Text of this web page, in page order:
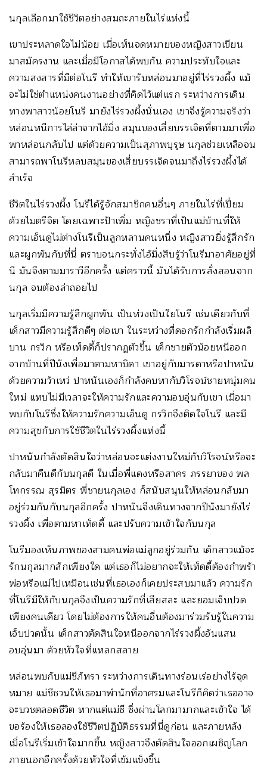
นกุลเลือกมาใช้ชีวิตอย่างสมถะภายในไร่แห่งนี้
เขาประหลาดใจไม่น้อย เมื่อเห็นจดหมายของหญิงสาวเขียน
มาสมัครงาน และเมื่อมีโอกาสได้พบกัน ความประทับใจและ
ความสงสารที่มีต่อโนรี ทำให้เขารับหล่อนมาอยู่ที่ไร่รวงผึ้ง แม้
จะไม่ใช่ตำแหน่งคนงานอย่างที่คิดไว้แต่แรก ระหว่างการเดิน
ทางพาสาวน้อยโนรี มายังไร่รวงผึ้งนั่นเอง เขาจึงรู้ความจริงว่า
หล่อนหนีการไล่ล่าจากไอ้มิ่ง สมุนของเสี่ยบรรเจิดที่ตามมาเพื่อ
พาหล่อนกลับไป แต่ด้วยความเป็นสุภาพบุรุษ นกุลช่วยเหลือจน
สามารถพาโนรีหลบสมุนของเสี่ยบรรเจิดจนมาถึงไร่รวงผึ้งได้
สำเร็จ
ชีวิตในไร่รวงผึ้ง โนรีได้รู้จักสมาชิกคนอื่นๆ ภายในไร่ที่เปี่ยม
ด้วยไมตรีจิต โดยเฉพาะป้าเพิ่ม หญิงชราที่เป็นแม่บ้านที่ให้
ความเอ็นดูไม่ต่างโนรีเป็นลูกหลานคนหนึ่ง หญิงสาวยิ่งรู้สึกรัก
และผูกพันกับที่นี่ ตราบจนกระทั่งไอ้มิ่งสืบรู้ว่าโนรีมาอาศัยอยู่ที่
นี มันจึงตามมาราวีอีกครั้ง แต่คราวนี้ มันได้รับการสั่งสอนจาก
นกุล จนต้องล่าถอยไป
นกุลเริ่มมีความรู้สึกผูกพัน เป็นห่วงเป็นใยโนรี เช่นเดียวกับที่
เด็กสาวมีความรู้สึกดีๆ ต่อเขา ในระหว่างที่ดอกรักกำลังเริ่มผลิ
บาน กรวิก หรือเท็ดดี้ก็ปรากฏตัวขึ้น เด็กชายตัวน้อยหนีออก
จากบ้านที่ปีนังเพื่อมาตามหาบิดา เขาอยู่กับมารดาหรือปาหนัน
ด้วยความว้าเหว่ ปาหนันเองก็กำลังคบหากับวิโรจน์ชายหนุ่มคน
ใหม่ แทบไม่มีเวลาจะให้ความรักและความอบอุ่นกับเขา เมื่อมา
พบกับโนรีซึ่งให้ความรักความเอ็นดู กรวิกจึงติดใจโนรี และมี
ความสุขกับการใช้ชีวิตในไร่รวงผึ้งแห่งนี้
ปาหนันกำลังตัดสินใจว่าหล่อนจะแต่งงานใหม่กับวิโรจน์หรือจะ
กลับมาคืนดีกับนกุลดี ในเมื่อพี่แดงหรือสาคร ภรรยาของ พล
โทกรรณ สุรมิตร พี่ชายนกุลเอง ก็สนับสนุนให้หล่อนกลับมา
อยู่ร่วมกันกับนกุลอีกครั้ง ปาหนันจึงเดินทางจากปีนังมายังไร่
รวงผึ้ง เพื่อตามหาเท็ดดี้ และปรับความเข้าใจกับนกุล
โนรีมองเห็นภาพของสามคนพ่อแม่ลูกอยู่ร่วมกัน เด็กสาวแม้จะ
รักนกุลมากสักเพียงใด แต่เธอก็ไม่อยากจะให้เท็ดดี้ต้องกำพร้า
พ่อหรือแม่ไปเหมือนเช่นที่เธอเองก็เคยประสบมาแล้ว ความรัก
ที่โนรีมีให้กับนกุลจึงเป็นความรักที่เสียสละ และยอมเจ็บปวด
เพียงคนเดียว โดยไม่ต้องการให้คนอื่นต้องมาร่วมรับรู้ในความ
เจ็บปวดนั้น เด็กสาวตัดสินใจหนีออกจากไร่รวงผึ้งอันแสน
อบอุ่นมา ด้วยหัวใจที่แหลกสลาย
หล่อนพบกับแม่ชีภัทรา ระหว่างการเดินทางร่อนเร่อย่างไร้จุด
หมาย แม่ชีชวนให้เธอมาพำนักที่อาศรมและโนรีก็คิดว่าเธออาจ
จะบวชตลอดชีวิต หากแต่แม่ชี ซึ่งผ่านโลกมามากและเข้าใจ ได้
ขอร้องให้เธอลองใช้ชีวิตปฏิบัติธรรมที่นี่ดูก่อน และภายหลัง
เมื่อโนรีเริ่มเข้าใจมากขึ้น หญิงสาวจึงตัดสินใจออกเผชิญโลก
ภายนอกอีกครั้งด้วยหัวใจที่เข้มแข็งขึ้น